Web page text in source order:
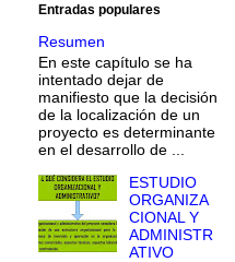
Entradas populares
Resumen
En este capítulo se ha
intentado dejar de
manifiesto que la decisión
de la localización de un
proyecto es determinante
en el desarrollo de ...
ESTUDIO
ORGANIZA
CIONAL Y
ADMINISTR
ATIVO